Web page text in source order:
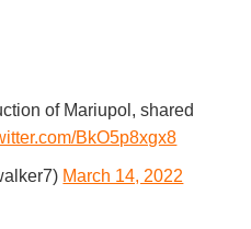
of Mariupol, shared
BkO5p8xgx8
March 14, 2022